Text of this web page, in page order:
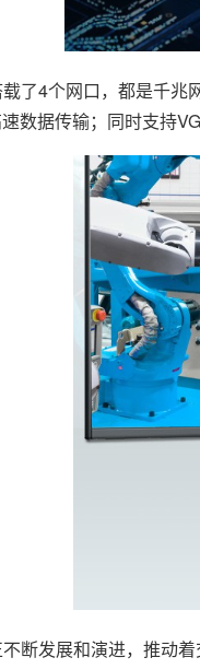
4个网口，都是千兆
数据传输；同时支持
发展和演进，推动着